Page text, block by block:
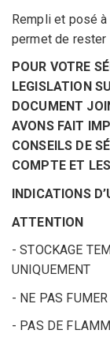
Rempli et posé
permet de rester
POUR VOTRE
LEGISLATION
DOCUMENT
AVONS FAIT
CONSEILS DE
COMPTE ET
INDICATIONS
ATTENTION
- STOCKAGE
UNIQUEMENT
- NE PAS
- PAS DE